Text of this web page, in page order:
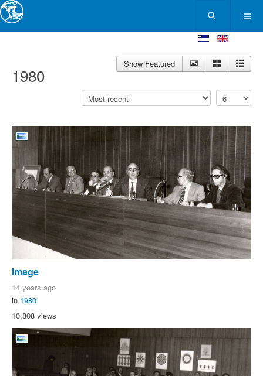
1980
Show Featured
Image
14 years ago
in 1980
10,808 views